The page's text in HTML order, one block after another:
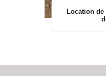
Location de